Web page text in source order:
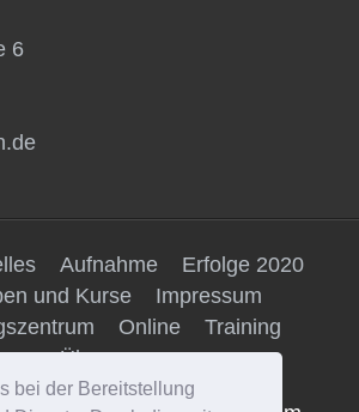
bei der Bereitstellung
6
Aufnahme
Erfolge 2020
und Kurse
Impressum
Online
Training
Über uns